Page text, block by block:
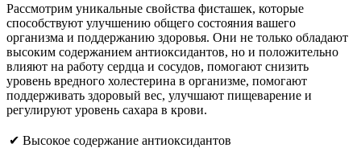
Рассмотрим уникальные свойства фисташек, которые
способствуют улучшению общего состояния вашего
организма и поддержанию здоровья. Они не только обладают
высоким содержанием антиоксидантов, но и положительно
влияют на работу сердца и сосудов, помогают снизить
уровень вредного холестерина в организме, помогают
поддерживать здоровый вес, улучшают пищеварение и
регулируют уровень сахара в крови.
✔ Высокое содержание антиоксидантов